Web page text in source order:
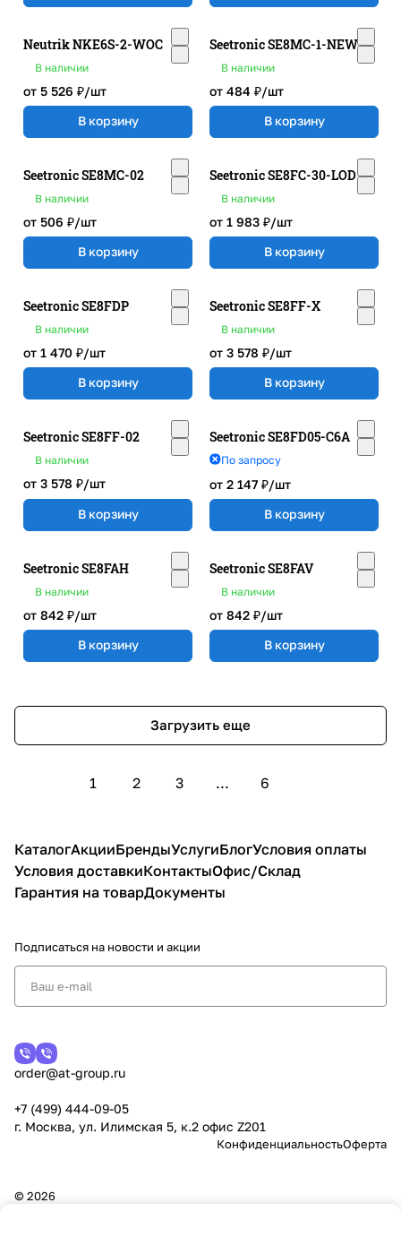
Neutrik NKE6S-2-WOC
В наличии
от 5 526 ₽/шт
В корзину
Seetronic SE8MC-1-NEW
В наличии
от 484 ₽/шт
В корзину
Seetronic SE8MC-02
В наличии
от 506 ₽/шт
В корзину
Seetronic SE8FC-30-LOD
В наличии
от 1 983 ₽/шт
В корзину
Seetronic SE8FDP
В наличии
от 1 470 ₽/шт
В корзину
Seetronic SE8FF-X
В наличии
от 3 578 ₽/шт
В корзину
Seetronic SE8FF-02
В наличии
от 3 578 ₽/шт
В корзину
Seetronic SE8FD05-C6A
По запросу
от 2 147 ₽/шт
В корзину
Seetronic SE8FAH
В наличии
от 842 ₽/шт
В корзину
Seetronic SE8FAV
В наличии
от 842 ₽/шт
В корзину
Загрузить еще
1 2 3 ... 6
КаталогАкцииБрендыУслугиБлогУсловия оплаты
Условия доставкиКонтактыОфис/Склад
Гарантия на товарДокументы
Подписаться на новости и акции
order@at-group.ru
+7 (499) 444-09-05
г. Москва, ул. Илимская 5, к.2 офис Z201
КонфиденциальностьОферта
© 2026